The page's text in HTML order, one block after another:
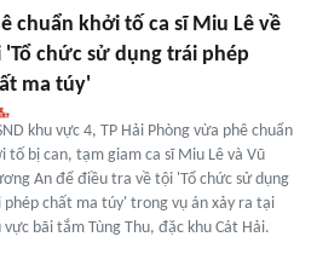
chuẩn khởi tố ca sĩ Miu Lê về
'Tổ chức sử dụng trái phép
ma túy'
khu vực 4, TP Hải Phòng vừa phê chuẩn
tố bị can, tạm giam ca sĩ Miu Lê và Vũ
An để điều tra về tội 'Tổ chức sử dụng
chất ma túy' trong vụ án xảy ra tại
vực bãi tắm Tùng Thu, đặc khu Cát Hải.